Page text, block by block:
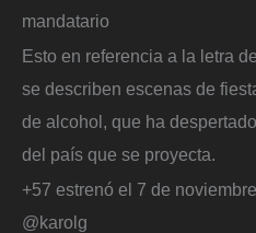
mandatario
Esto en referencia a la letra
se describen escenas de
de alcohol, que ha
del país que se proyecta.
+57 estrenó el 7 de
@karolg